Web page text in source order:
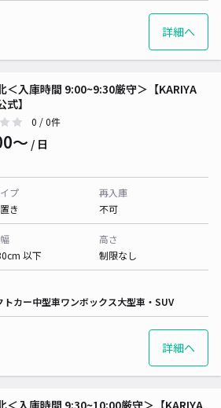
詳細へ
＜入庫時間 9:00~9:30厳守＞【KARIYA
】
0 / 0件
〜 / 日
プ
き
再入庫
不可
以下
高さ
制限なし
トカー中型車ワンボックス大型車・SUV
詳細へ
＜入庫時間 9:30~10:00厳守＞【KARIYA